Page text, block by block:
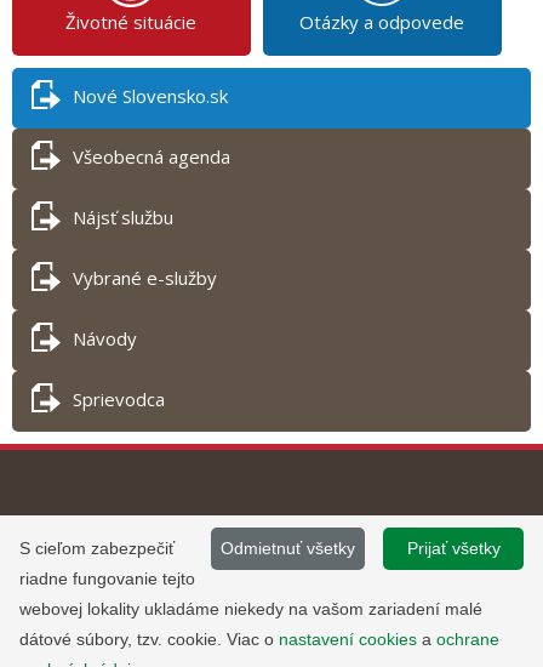
Životné situácie Otázky a odpovede
Nové Slovensko.sk
Všeobecná agenda
Nájsť službu
Vybrané e-služby
Návody
Sprievodca
Tlač obsahu
©2013 - 2026, Slovensko.sk
Informácie zverejnené na portáli
majú informatívny charakter.
Prevádzku stránky
www.slovensko.sk a správu jej
obsahu zabezpečuje
Prijať všetky
Odmietnuť všetky
S cieľom zabezpečiť
riadne fungovanie tejto
webovej lokality ukladáme niekedy na vašom zariadení malé
dátové súbory, tzv. cookie. Viac o nastavení cookies a ochrane